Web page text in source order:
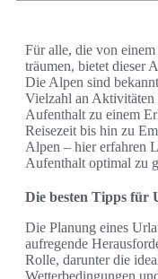
Für alle, die von
träumen, bietet dieser
Die Alpen sind
Vielzahl an Aktivitäten
Aufenthalt zu einem
Reisezeit bis hin zu
Alpen – hier erfahren
Aufenthalt optimal zu
Die besten Tipps für
Die Planung eines
aufregende
Rolle, darunter die